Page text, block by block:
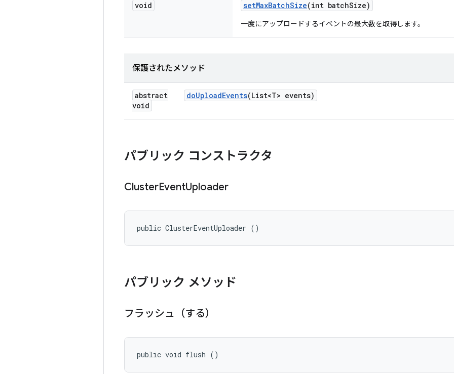
void setMaxBatchSize(int batchSize)
一度にアップロードするイベントの最大数を取得します。
保護されたメソッド
abstract
void
doUploadEvents(List<T> events)
パブリック コンストラクタ
ClusterEventUploader
public ClusterEventUploader ()
パブリック メソッド
フラッシュ（する）
public void flush ()